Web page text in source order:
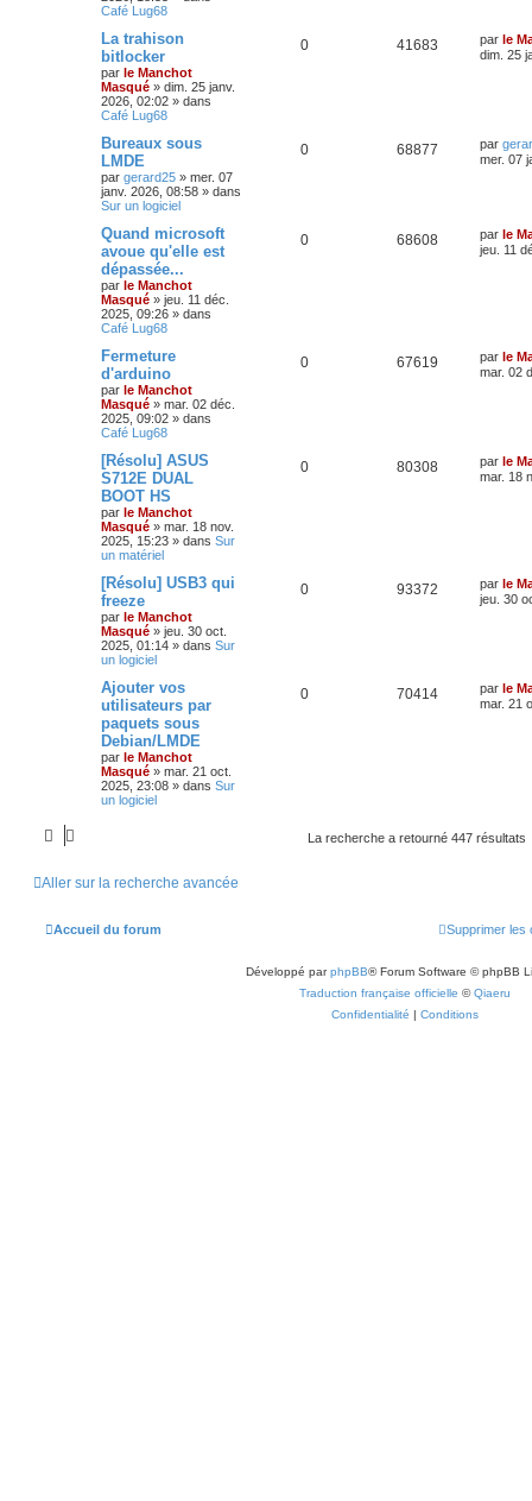
Café Lug68
La trahison
bitlocker
par le Manchot
Masqué » dim. 25 janv.
2026, 02:02 » dans
Café Lug68
0 41683 par le
dim. 25
Bureaux sous
LMDE
par gerard25 » mer. 07
janv. 2026, 08:58 » dans
Sur un logiciel
0 68877 par
mer. 07
Quand microsoft
avoue qu'elle est
dépassée...
par le Manchot
Masqué » jeu. 11 déc.
2025, 09:26 » dans
Café Lug68
0 68608 par le
jeu. 11
Fermeture
d'arduino
par le Manchot
Masqué » mar. 02 déc.
2025, 09:02 » dans
Café Lug68
0 67619 par le
mar. 02
[Résolu] ASUS
S712E DUAL
BOOT HS
par le Manchot
Masqué » mar. 18 nov.
2025, 15:23 » dans Sur
un matériel
0 80308 par le
mar. 18
[Résolu] USB3 qui
freeze
par le Manchot
Masqué » jeu. 30 oct.
2025, 01:14 » dans Sur
un logiciel
0 93372 par le
jeu. 30
Ajouter vos
utilisateurs par
paquets sous
Debian/LMDE
par le Manchot
Masqué » mar. 21 oct.
2025, 23:08 » dans Sur
un logiciel
0 70414 par le
mar. 21
La recherche a retourné 447 résultats
Aller sur la recherche avancée
Accueil du forum Supprimer les
Développé parphpBB® Forum Software © phpBB
Traduction française officielle ©Qiaeru
Confidentialité | Conditions